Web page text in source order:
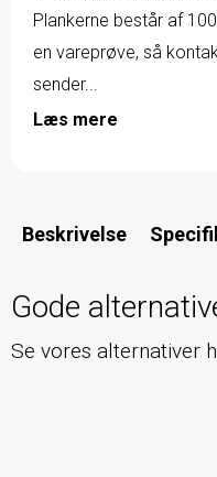
Plankerne består af
en vareprøve, så
sender...
Læs mere
Beskrivelse
Gode
Se vores alternativer